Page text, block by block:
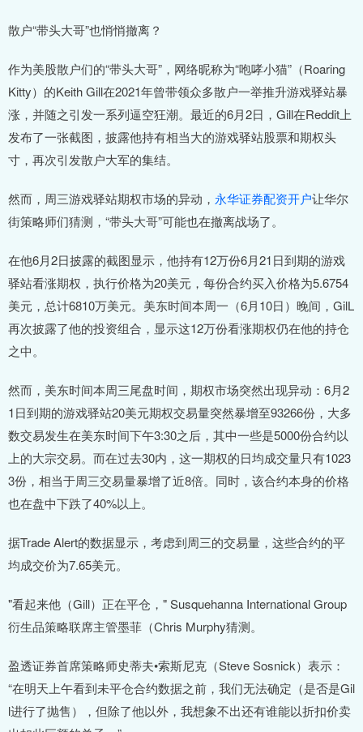
散户“带头大哥”也悄悄撤离？
作为美股散户们的“带头大哥”，网络昵称为“咆哮小猫”（Roaring
Kitty）的Keith Gill在2021年曾带领众多散户一举推升游戏驿站暴
涨，并随之引发一系列逼空狂潮。最近的6月2日，Gill在Reddit上
发布了一张截图，披露他持有相当大的游戏驿站股票和期权头
寸，再次引发散户大军的集结。
然而，周三游戏驿站期权市场的异动， 永华证券配资开户让华尔
街策略师们猜测，“带头大哥”可能也在撤离战场了。
在他6月2日披露的截图显示，他持有12万份6月21日到期的游戏
驿站看涨期权，执行价格为20美元，每份合约买入价格为5.6754
美元，总计6810万美元。美东时间本周一（6月10日）晚间，GilL
再次披露了他的投资组合，显示这12万份看涨期权仍在他的持仓
之中。
然而，美东时间本周三尾盘时间，期权市场突然出现异动：6月2
1日到期的游戏驿站20美元期权交易量突然暴增至93266份，大多
数交易发生在美东时间下午3:30之后，其中一些是5000份合约以
上的大宗交易。而在过去30内，这一期权的日均成交量只有1023
3份，相当于周三交易量暴增了近8倍。同时，该合约本身的价格
也在盘中下跌了40%以上。
据Trade Alert的数据显示，考虑到周三的交易量，这些合约的平
均成交价为7.65美元。
"看起来他（Gill）正在平仓，" Susquehanna International Group
衍生品策略联席主管墨菲（Chris Murphy猜测。
盈透证券首席策略师史蒂夫•索斯尼克（Steve Sosnick）表示：
“在明天上午看到未平仓合约数据之前，我们无法确定（是否是Gil
l进行了抛售），但除了他以外，我想象不出还有谁能以折扣价卖